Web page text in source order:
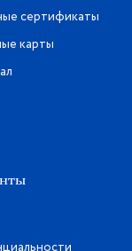
сертификаты
карты